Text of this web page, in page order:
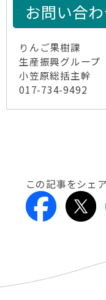
お問い合
りんご果樹課
生産振興グループ
小笠原総括主幹
017-734-9492
この記事をシェ